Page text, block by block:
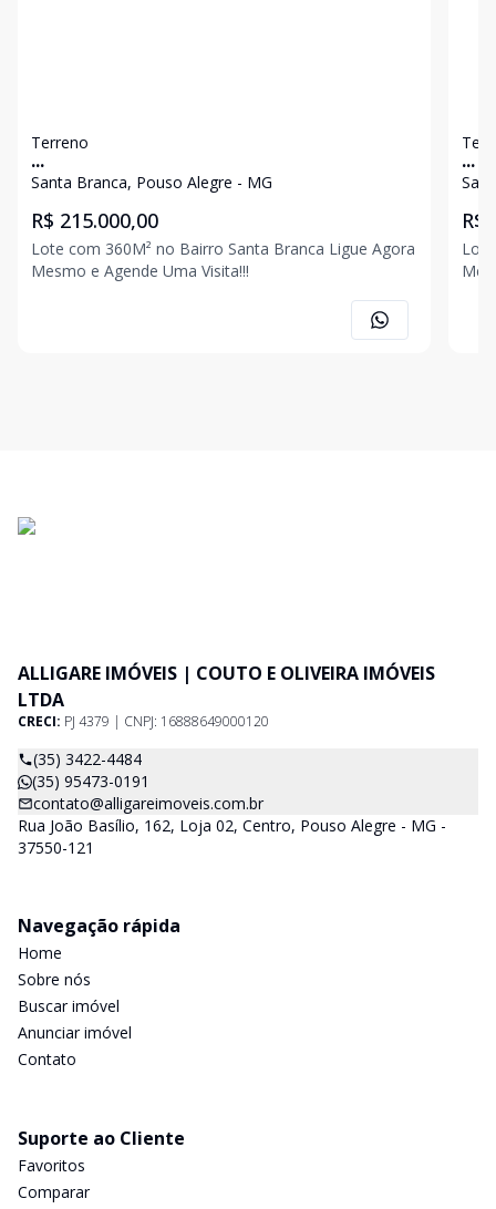
Terreno
...
Santa Branca, Pouso Alegre - MG
R$ 215.000,00
Lote com 360M² no Bairro Santa Branca Ligue Agora
Mesmo e Agende Uma Visita!!!
...
R$
Lote
ALLIGARE IMÓVEIS | COUTO E OLIVEIRA IMÓVEIS
LTDA
CRECI: PJ 4379 | CNPJ: 16888649000120
(35) 3422-4484
(35) 95473-0191
contato@alligareimoveis.com.br
Rua João Basílio, 162, Loja 02, Centro, Pouso Alegre - MG -
37550-121
Navegação rápida
Home
Sobre nós
Buscar imóvel
Anunciar imóvel
Contato
Suporte ao Cliente
Favoritos
Comparar